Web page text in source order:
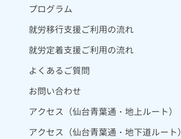
プログラム
就労移行支援ご利用の流れ
就労定着支援ご利用の流れ
よくあるご質問
お問い合わせ
アクセス（仙台青葉通・地上ルート）
アクセス（仙台青葉通・地下道ルート）